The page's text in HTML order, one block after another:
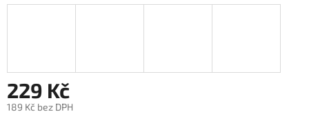
229 Kč
189 Kč bez DPH